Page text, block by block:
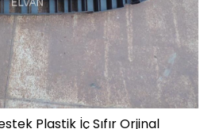
Plastik İç Sıfır Orjinal